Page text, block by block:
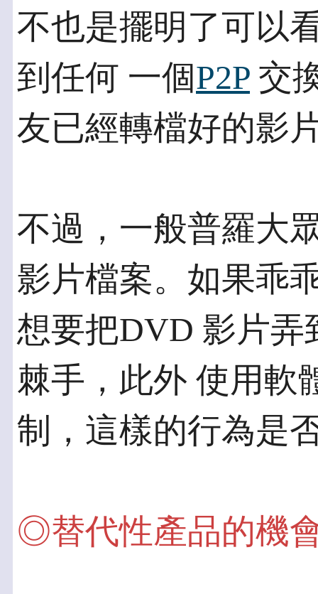
不也是擺明了可以
到任何 一個P2P 交
友已經轉檔好的影
不過，一般普羅大
影片檔案。如果乖
想要把DVD 影片弄
棘手，此外 使用軟
制，這樣的行為是
◎替代性產品的機